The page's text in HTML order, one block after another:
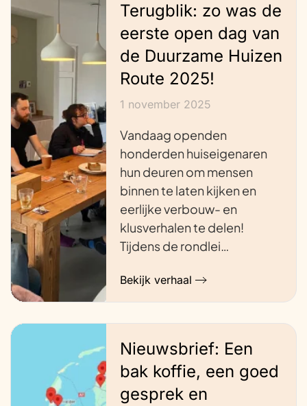
Terugblik: zo was de
eerste open dag van
de Duurzame Huizen
Route 2025!
1 november 2025
Vandaag openden
honderden huiseigenaren
hun deuren om mensen
binnen te laten kijken en
eerlijke verbouw- en
klusverhalen te delen!
Tijdens de rondlei…
Bekijk verhaal
Nieuwsbrief: Een
bak koffie, een goed
gesprek en